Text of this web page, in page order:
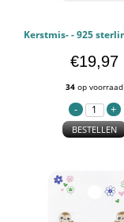
€19,97
34 op voorraad
BESTELLEN